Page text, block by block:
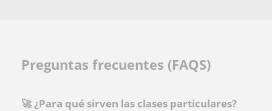
Preguntas frecuentes (FAQS)
🚀 ¿Para qué sirven las clases particulares?